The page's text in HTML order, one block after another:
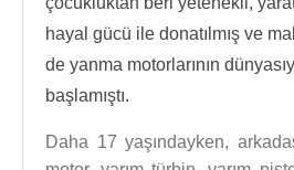
hayal gücü ile donatılmış ve
de yanma motorlarının
başlamıştı.
Daha 17 yaşındayken,